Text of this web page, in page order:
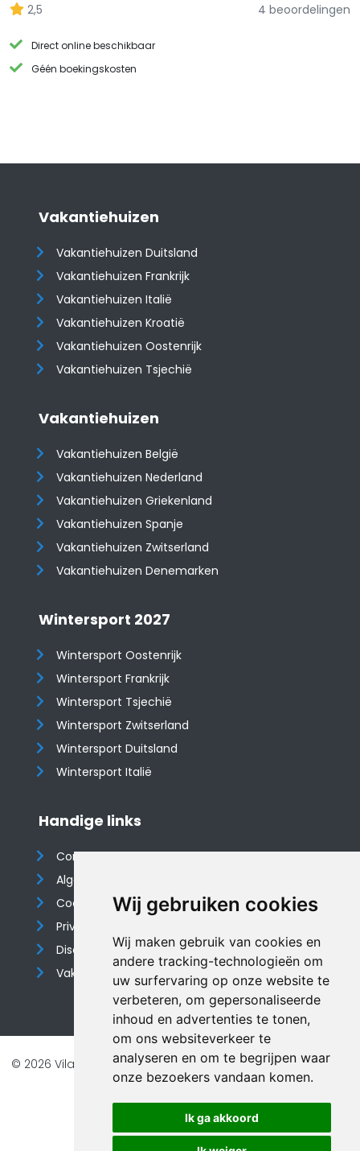
Wij gebruiken cookies
Wij maken gebruik van cookies en
andere tracking-technologieën om
uw surfervaring op onze website te
verbeteren, om gepersonaliseerde
inhoud en advertenties te tonen,
om ons websiteverkeer te
analyseren en om te begrijpen waar
onze bezoekers vandaan komen.
Ik ga akkoord
2,5 4 beoordelingen
Direct online beschikbaar
Géén boekingskosten
Vakantiehuizen
Vakantiehuizen Duitsland
Vakantiehuizen Frankrijk
Vakantiehuizen Italië
Vakantiehuizen Kroatië
​​​​​​​Vakantiehuizen Oostenrijk
Vakantiehuizen Tsjechië
Vakantiehuizen
Vakantiehuizen België
Vakantiehuizen Nederland
Vakantiehuizen Griekenland
Vakantiehuizen Spanje
​​​​​​​Vakantiehuizen Zwitserland
Vakantiehuizen Denemarken
Wintersport 2027
Wintersport Oostenrijk
Wintersport Frankrijk
Wintersport Tsjechië
Wintersport Zwitserland
Wintersport Duitsland
Wintersport Italië
Handige links
Contact
Algemene voorwaarden
Cookieverklaring
Privacyverklaring
Disclaimer
Vakantiehuis website
© 2026 Vilando Vakantiehuizen |Website door FalcoTravel
Veilig online betalen met